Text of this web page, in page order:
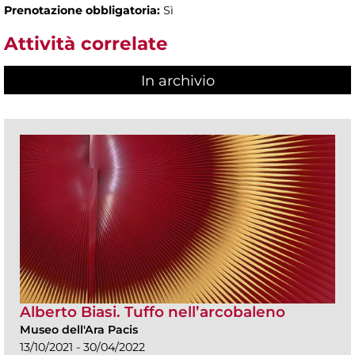
Prenotazione obbligatoria: Sì
Attività correlate
In archivio
Alberto Biasi. Tuffo nell’arcobaleno
Museo dell'Ara Pacis
13/10/2021 - 30/04/2022